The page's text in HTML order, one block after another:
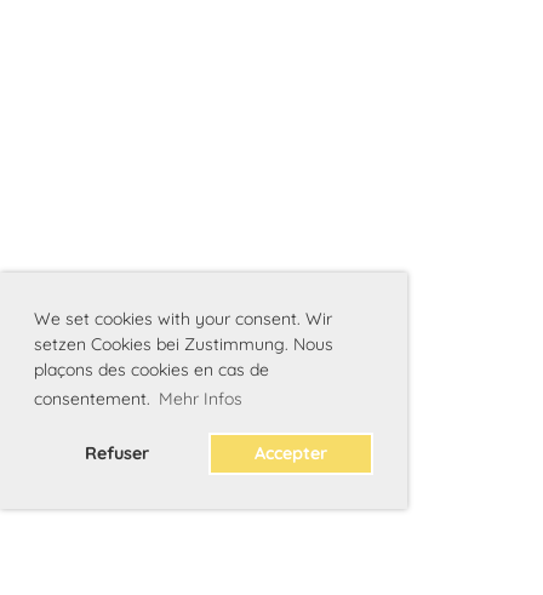
We set cookies with your consent. Wir
setzen Cookies bei Zustimmung. Nous
plaçons des cookies en cas de
consentement. Mehr Infos
Refuser Accepter